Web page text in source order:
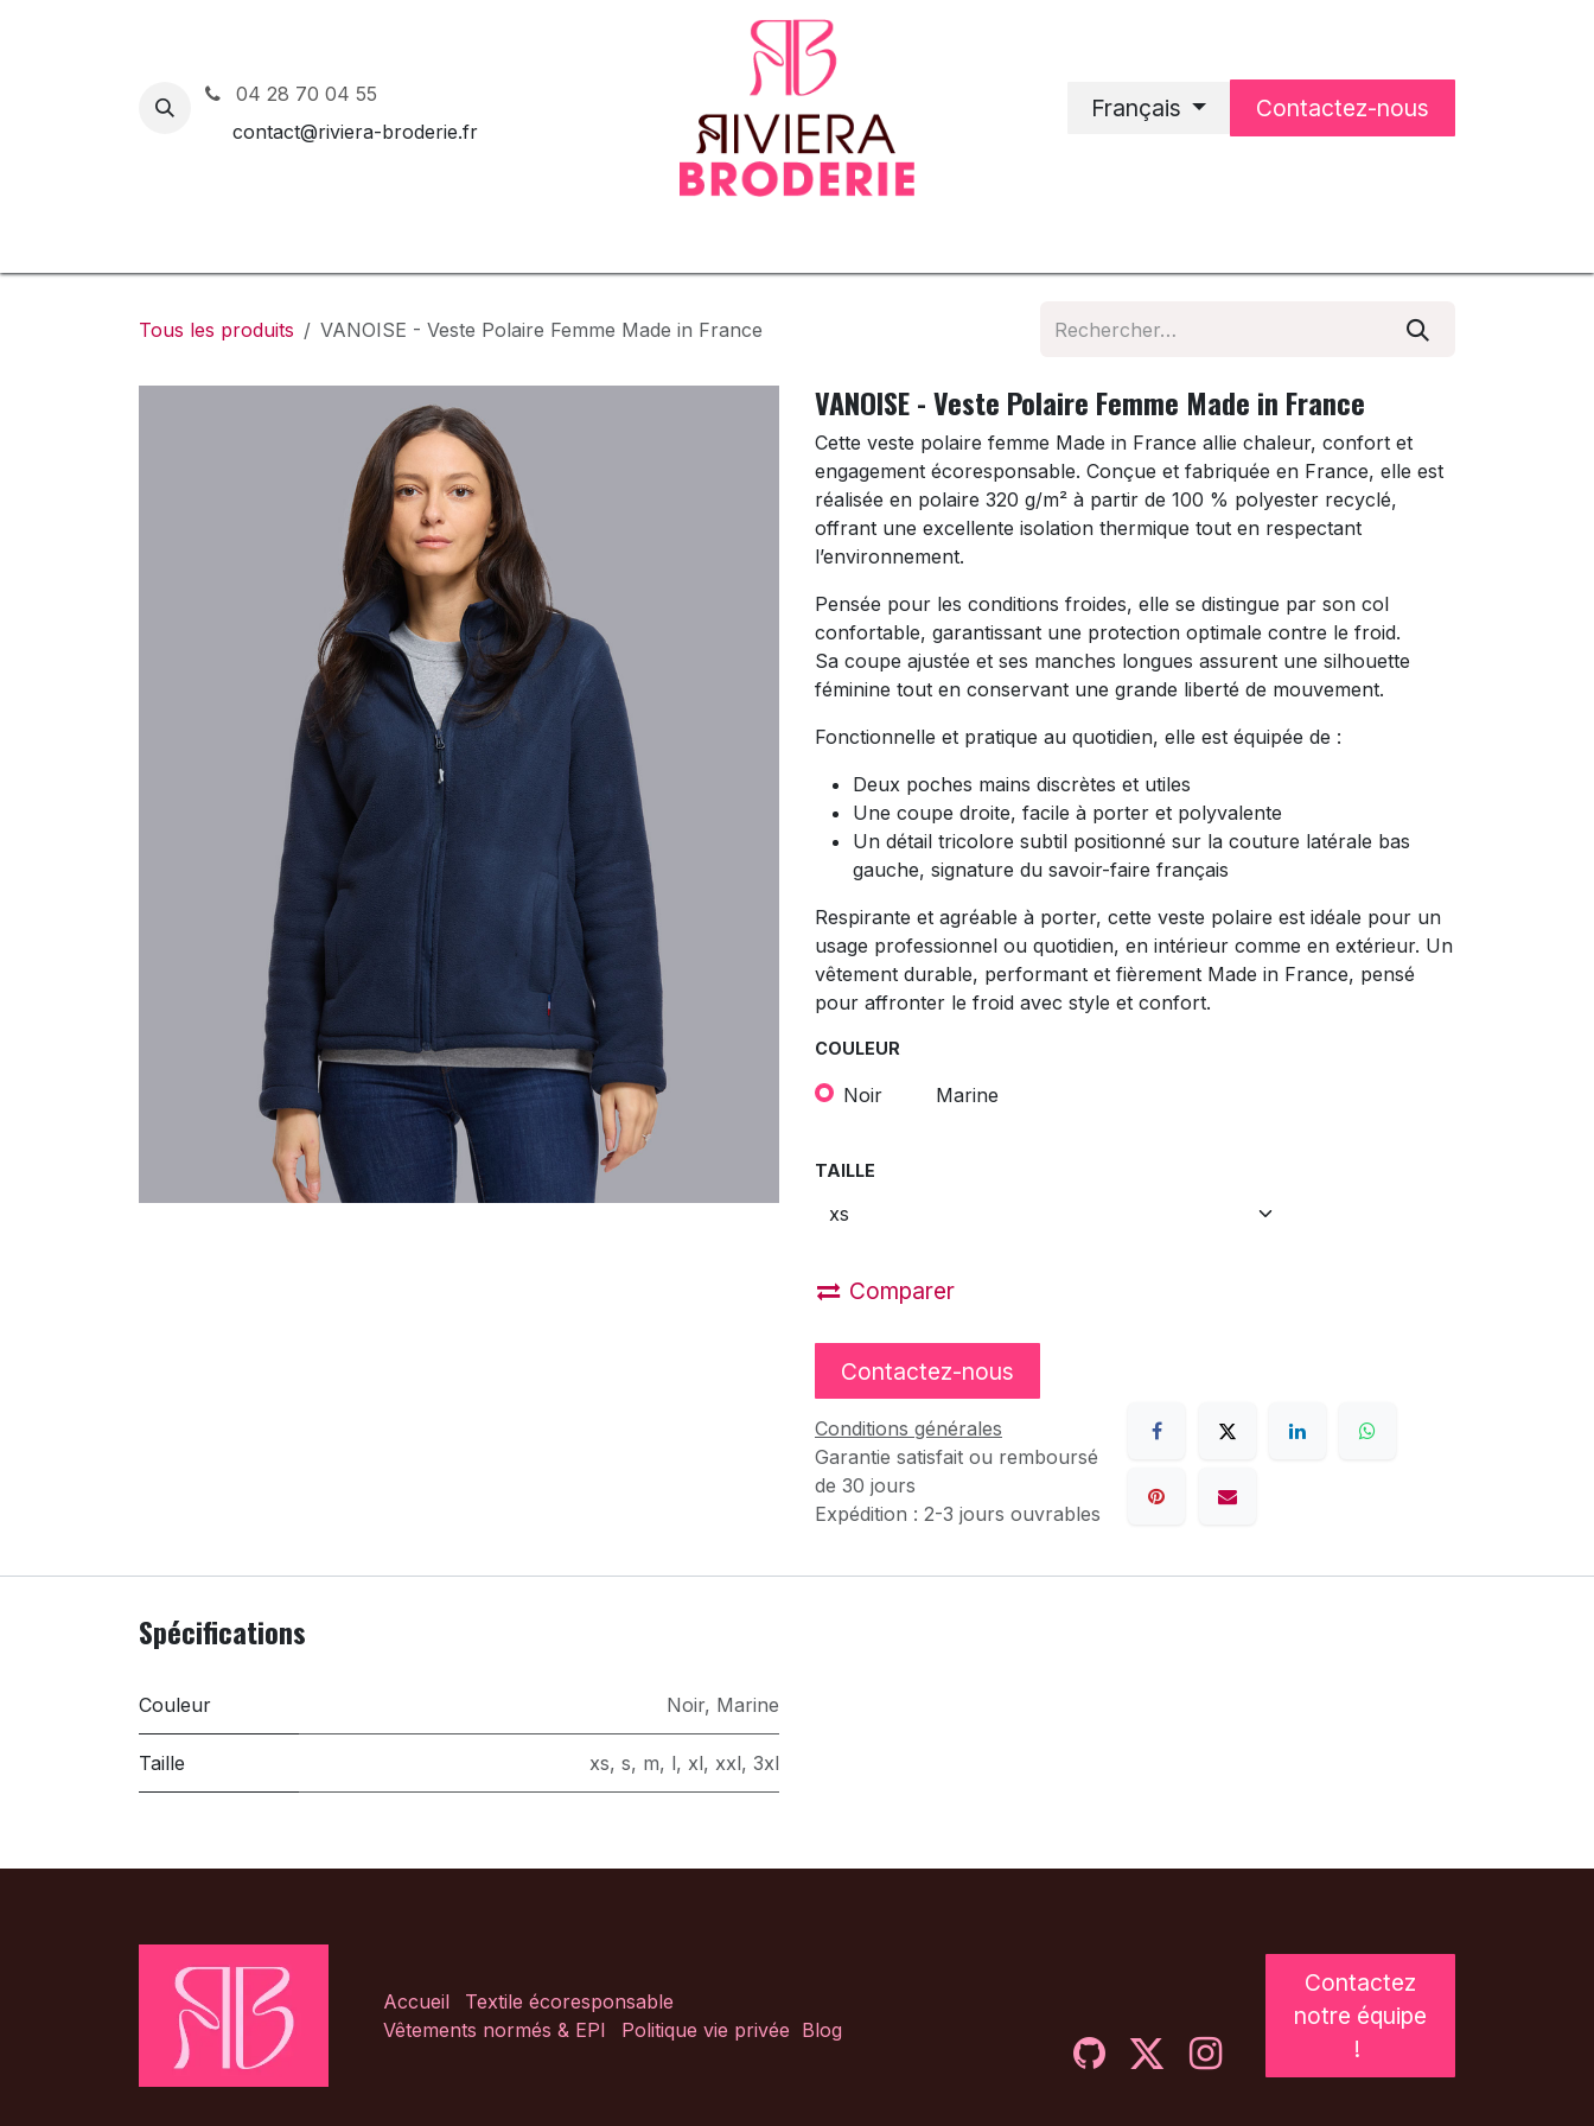
04 28 70 04 55
contact@riviera-broderie.fr
Français Contactez-nous
Tous les produits VANOISE - Veste Polaire Femme Made in France
VANOISE - Veste Polaire Femme Made in France
Cette veste polaire femme Made in France allie chaleur, confort et
engagement écoresponsable. Conçue et fabriquée en France, elle est
réalisée en polaire 320 g/m² à partir de 100 % polyester recyclé,
offrant une excellente isolation thermique tout en respectant
l’environnement.
Pensée pour les conditions froides, elle se distingue par son col
confortable, garantissant une protection optimale contre le froid.
Sa coupe ajustée et ses manches longues assurent une silhouette
féminine tout en conservant une grande liberté de mouvement.
Fonctionnelle et pratique au quotidien, elle est équipée de :
Deux poches mains discrètes et utiles
Une coupe droite, facile à porter et polyvalente
Un détail tricolore subtil positionné sur la couture latérale bas
gauche, signature du savoir-faire français
Respirante et agréable à porter, cette veste polaire est idéale pour un
usage professionnel ou quotidien, en intérieur comme en extérieur. Un
vêtement durable, performant et fièrement Made in France, pensé
pour affronter le froid avec style et confort.
COULEUR
Noir Marine
TAILLE
Comparer
Contactez-nous
Conditions générales
Garantie satisfait ou remboursé
de 30 jours
Expédition : 2-3 jours ouvrables
Spécifications
Couleur Noir, Marine
Taille xs, s, m, l, xl, xxl, 3xl
Accueil
Textile écoresponsable
Vêtements normés & EPI
Politique vie privée Blog
Contactez
notre équipe
!